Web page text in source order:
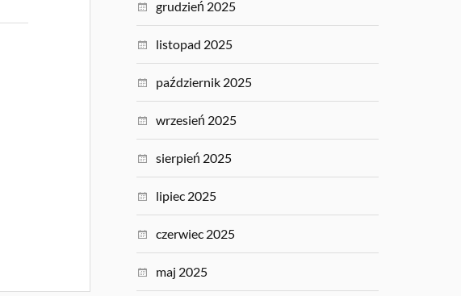
grudzień 2025
listopad 2025
październik 2025
wrzesień 2025
sierpień 2025
lipiec 2025
czerwiec 2025
maj 2025